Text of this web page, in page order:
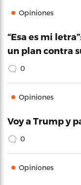
Opiniones
“Esa es mi
un plan contra
0
Opiniones
Voy a Trump y
0
Opiniones